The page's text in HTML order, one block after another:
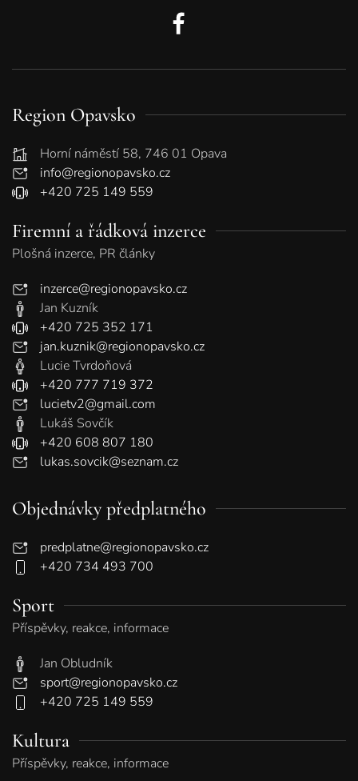
Region Opavsko
Horní náměstí 58, 746 01 Opava
info@regionopavsko.cz
+420 725 149 559
Firemní a řádková inzerce
Plošná inzerce, PR články
inzerce@regionopavsko.cz
Jan Kuzník
+420 725 352 171
jan.kuznik@regionopavsko.cz
Lucie Tvrdoňová
+420 777 719 372
lucietv2@gmail.com
Lukáš Sovčík
+420 608 807 180
lukas.sovcik@seznam.cz
Objednávky předplatného
predplatne@regionopavsko.cz
+420 734 493 700
Sport
Příspěvky, reakce, informace
Jan Obludník
sport@regionopavsko.cz
+420 725 149 559
Kultura
Příspěvky, reakce, informace